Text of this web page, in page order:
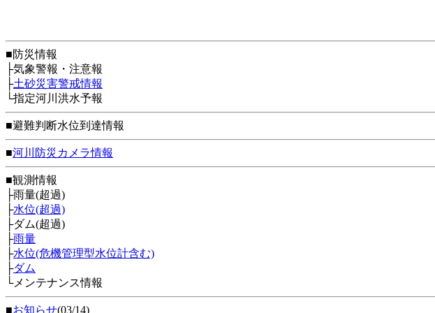
■防災情報
├気象警報・注意報
├土砂災害警戒情報
└指定河川洪水予報
■避難判断水位到達情報
■河川防災カメラ情報
■観測情報
├雨量(超過)
├水位(超過)
├ダム(超過)
├雨量
├水位(危機管理型水位計含む)
├ダム
└メンテナンス情報
■お知らせ(03/14)